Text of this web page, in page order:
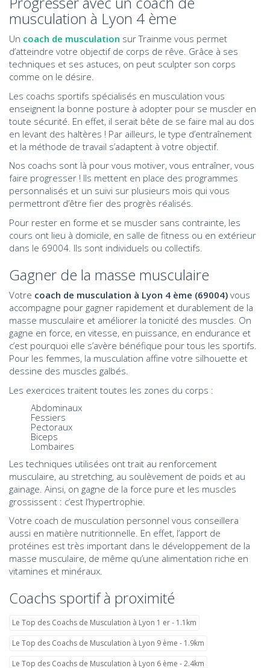
musculation à Lyon 4 ème
Un coach de musculation sur Trainme vous permet
d’atteindre votre objectif de corps de rêve. Grâce à ses
techniques et ses astuces, on peut sculpter son corps
comme on le désire.
Les coachs sportifs spécialisés en musculation vous
enseignent la bonne posture à adopter pour se muscler en
toute sécurité. En effet, il serait bête de se faire mal au dos
en levant des haltères ! Par ailleurs, le type d’entraînement
et la méthode de travail s’adaptent à votre objectif.
Nos coachs sont là pour vous motiver, vous entraîner, vous
faire progresser ! Ils mettent en place des programmes
personnalisés et un suivi sur plusieurs mois qui vous
permettront d’être fier des progrès réalisés.
Pour rester en forme et se muscler sans contrainte, les
cours ont lieu à domicile, en salle de fitness ou en extérieur
dans le 69004. Ils sont individuels ou collectifs.
Gagner de la masse musculaire
Votre coach de musculation à Lyon 4 ème (69004) vous
accompagne pour gagner rapidement et durablement de la
masse musculaire et améliorer la tonicité des muscles. On
gagne en force, en vitesse, en puissance, en endurance et
c’est pourquoi elle s’avère bénéfique pour tous les sportifs.
Pour les femmes, la musculation affine votre silhouette et
dessine des muscles galbés.
Les exercices traitent toutes les zones du corps :
Abdominaux
Fessiers
Pectoraux
Biceps
Lombaires
Les techniques utilisées ont trait au renforcement
musculaire, au stretching, au soulèvement de poids et au
gainage. Ainsi, on gagne de la force pure et les muscles
grossissent : c’est l’hypertrophie.
Votre coach de musculation personnel vous conseillera
aussi en matière nutritionnelle. En effet, l’apport de
protéines est très important dans le développement de la
masse musculaire, de même qu’une alimentation riche en
vitamines et minéraux.
Coachs sportif à proximité
Le Top des Coachs de Musculation à Lyon 1 er - 1.1km
Le Top des Coachs de Musculation à Lyon 9 ème - 1.9km
Le Top des Coachs de Musculation à Lyon 6 ème - 2.4km